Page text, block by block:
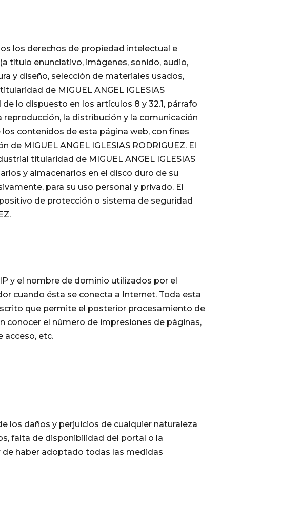
los derechos de propiedad intelectual e
título enunciativo, imágenes, sonido, audio,
y diseño, selección de materiales usados,
de MIGUEL ANGEL IGLESIAS
lo dispuesto en los artículos 8 y 32.1, párrafo
la distribución y la comunicación
contenidos de esta página web, con fines
MIGUEL ANGEL IGLESIAS RODRIGUEZ. El
titularidad de MIGUEL ANGEL IGLESIAS
y almacenarlos en el disco duro de su
para su uso personal y privado. El
de protección o sistema de seguridad
y el nombre de dominio utilizados por el
cuando ésta se conecta a Internet. Toda esta
que permite el posterior procesamiento de
el número de impresiones de páginas,
acceso, etc.
los daños y perjuicios de cualquier naturaleza
falta de disponibilidad del portal o la
haber adoptado todas las medidas